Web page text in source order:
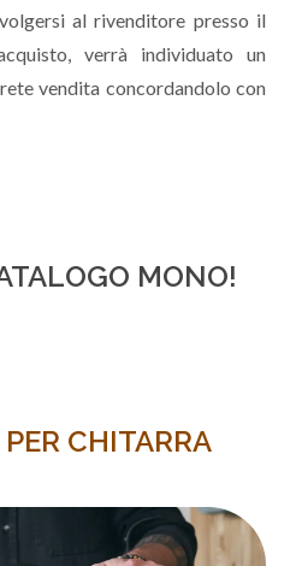
al rivenditore presso il
verrà individuato un
vendita concordandolo con
MONO!
CHITARRA